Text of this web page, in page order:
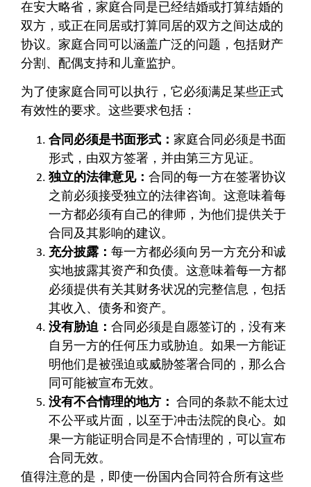
在安大略省，家庭合同是已经结婚或打算结婚的
双方，或正在同居或打算同居的双方之间达成的
协议。家庭合同可以涵盖广泛的问题，包括财产
分割、配偶支持和儿童监护。
为了使家庭合同可以执行，它必须满足某些正式
有效性的要求。这些要求包括：
合同必须是书面形式： 家庭合同必须是书面
形式，由双方签署，并由第三方见证。
独立的法律意见： 合同的每一方在签署协议
之前必须接受独立的法律咨询。这意味着每
一方都必须有自己的律师，为他们提供关于
合同及其影响的建议。
充分披露： 每一方都必须向另一方充分和诚
实地披露其资产和负债。这意味着每一方都
必须提供有关其财务状况的完整信息，包括
其收入、债务和资产。
没有胁迫： 合同必须是自愿签订的，没有来
自另一方的任何压力或胁迫。如果一方能证
明他们是被强迫或威胁签署合同的，那么合
同可能被宣布无效。
没有不合情理的地方： 合同的条款不能太过
不公平或片面，以至于冲击法院的良心。如
果一方能证明合同是不合情理的，可以宣布
合同无效。
值得注意的是，即使一份国内合同符合所有这些